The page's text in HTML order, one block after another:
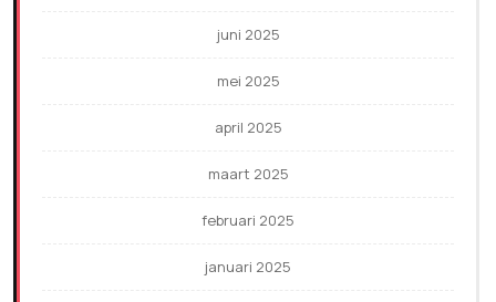
juni 2025
mei 2025
april 2025
maart 2025
februari 2025
januari 2025